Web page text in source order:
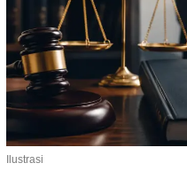
Ilustrasi